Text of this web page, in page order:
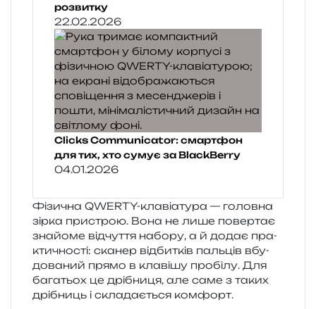
розвитку
22.02.2026
Clicks Communicator: смартфон
для тих, хто сумує за BlackBerry
04.01.2026
Фізична QWERTY-кла­віа­ту­ра — голов­на
зірка при­строю. Вона не лише повер­тає
зна­йо­ме від­чу­т­тя набо­ру, а й додає пра­
кти­чно­сті: ска­нер від­би­тків паль­ців вбу­
до­ва­ний прямо в кла­ві­шу про­бі­лу. Для
бага­тьох це дрі­бни­ця, але саме з таких
дрі­бниць і скла­да­є­ться комфорт.